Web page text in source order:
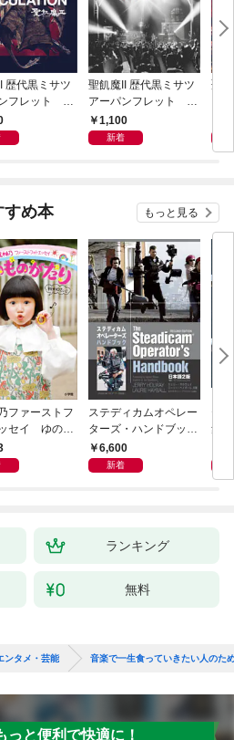
歴代黒ミサツ
フレット VI
“LIV
MASS TOU
聖飢魔II 歴代黒ミサツ
アーパンフレット Th
e 35++th Anniversary
TENACIOUS GREAT
1,100
新着
聖
別
すめ本 もっと見る
ファーストフ
セイ ゆのも
ステディカムオペレー
ターズ・ハンドブック
日本語版 電子版 第２
版
6,600
新着
集
ウ
【
ランキング
無料
ンタメ・芸能 音楽で一生食っていきたい人の
っと便利で快適に！